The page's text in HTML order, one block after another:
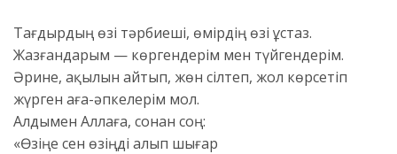
Тағдырдың өзі тәрбиеші, өмірдің өзі ұстаз.
Жазғандарым — көргендерім мен түйгендерім.
Әрине, ақылын айтып, жөн сілтеп, жол көрсетіп
жүрген аға-әпкелерім мол.
Алдымен Аллаға, сонан соң:
«Өзіңе сен өзіңді алып шығар